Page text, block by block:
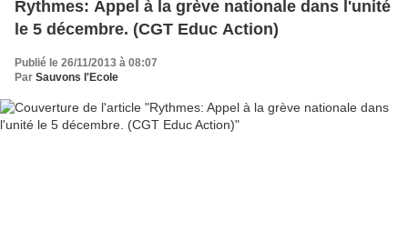
Rythmes: Appel à la grève nationale dans l'unité
le 5 décembre. (CGT Educ Action)
Publié le 26/11/2013 à 08:07
Par Sauvons l'Ecole